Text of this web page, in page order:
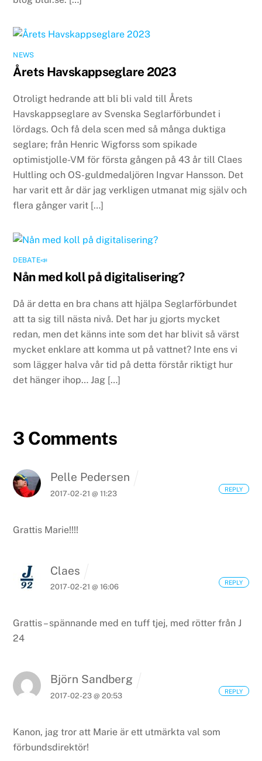
NEWS
Årets Havskappseglare 2023
Otroligt hedrande att bli bli vald till Årets
Havskappseglare av Svenska Seglarförbundet i
lördags. Och få dela scen med så många duktiga
seglare; från Henric Wigforss som spikade
optimistjolle-VM för första gången på 43 år till Claes
Hultling och OS-guldmedaljören Ingvar Hansson. Det
har varit ett år där jag verkligen utmanat mig själv och
flera gånger varit […]
DEBATE📣
Nån med koll på digitalisering?
Då är detta en bra chans att hjälpa Seglarförbundet
att ta sig till nästa nivå. Det har ju gjorts mycket
redan, men det känns inte som det har blivit så värst
mycket enklare att komma ut på vattnet? Inte ens vi
som lägger halva vår tid på detta förstår riktigt hur
det hänger ihop… Jag […]
3 Comments
Pelle Pedersen
2017-02-21 @ 11:23
Grattis Marie!!!!
REPLY
Claes
2017-02-21 @ 16:06
Grattis – spännande med en tuff tjej, med rötter från J
24
REPLY
Björn Sandberg
2017-02-23 @ 20:53
Kanon, jag tror att Marie är ett utmärkta val som
förbundsdirektör!
REPLY